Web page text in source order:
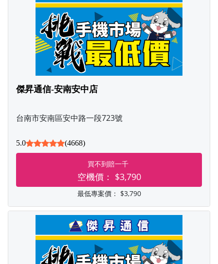
傑昇通信-安南安中店
台南市安南區安中路一段723號
5.0 (4668)
買不到賠一千
空機價： $3,790
最低專案價： $3,790